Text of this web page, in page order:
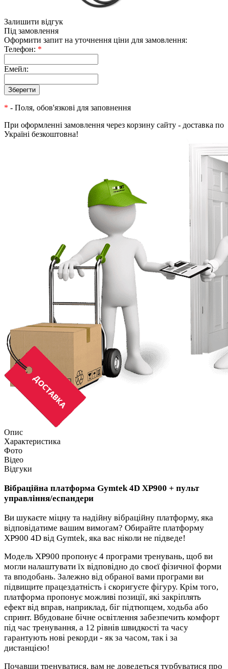
Залишити відгук
Під замовлення
Оформити запит на уточнення ціни для замовлення:
Телефон: *
Емейл:
* - Поля, обов'язкові для заповнення
При оформленні замовлення через корзину сайту - доставка по
Україні безкоштовна!
Опис
Характеристика
Фото
Відео
Відгуки
Вібраційна платформа Gymtek 4D XP900 + пульт
управління/еспандери
Ви шукаєте міцну та надійну вібраційну платформу, яка
відповідатиме вашим вимогам? Обирайте платформу
XP900 4D від Gymtek, яка вас ніколи не підведе!
Модель XP900 пропонує 4 програми тренувань, щоб ви
могли налаштувати їх відповідно до своєї фізичної форми
та вподобань. Залежно від обраної вами програми ви
підвищите працездатність і скоригуєте фігуру. Крім того,
платформа пропонує можливі позиції, які закріплять
ефект від вправ, наприклад, біг підтюпцем, ходьба або
спринт. Вбудоване бічне освітлення забезпечить комфорт
під час тренування, а 12 рівнів швидкості та часу
гарантують нові рекорди - як за часом, так і за
дистанцією!
Почавши тренуватися, вам не доведеться турбуватися про